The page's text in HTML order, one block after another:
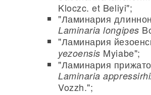
Kloczc. et Beliyi";
"Ламинария
Laminaria longipes
"Ламинария
yezoensis Myiabe";
"Ламинария
Laminaria
Vozzh.";